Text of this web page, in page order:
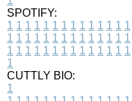
SPOTIFY:
1 1 1 1 1 1 1 1 1 1 1 1 1 1
1 1 1 1 1 1 1 1 1 1 1 1 1 1
1 1 1 1 1 1 1 1 1 1 1 1 1 1
1
CUTTLY BIO:
1